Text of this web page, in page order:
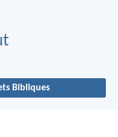
Bibliques